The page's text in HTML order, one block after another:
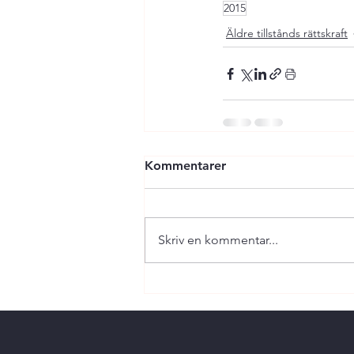
2015
Äldre tillstånds rättskraft
Kommentarer
Skriv en kommentar...